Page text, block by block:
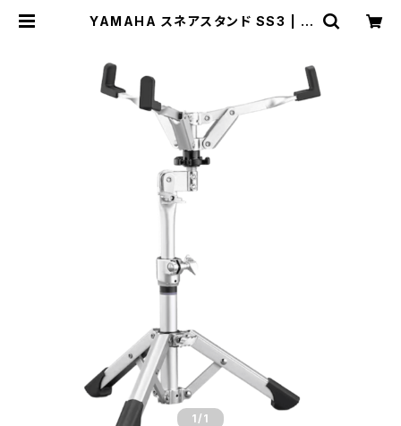
YAMAHA スネアスタンド SS3 | D
1 /1